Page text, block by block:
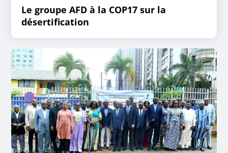
Le groupe AFD à la COP17 sur la
désertification